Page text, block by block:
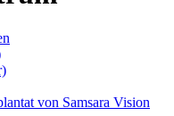
von Samsara Vision